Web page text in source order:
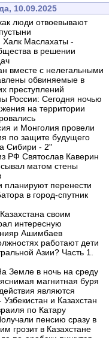
10.09.2025
люди отвоевывают
Халк Маслахаты -
в решении
вместе с нелегальными
обвиняемые в
преступлений
России: Сегодня ночью
на территории
и Монголия провели
по защите будущего
Сибири - 2"
РФ Святослав Каверин
матом стены
планируют перенести
в город-спутник
своим
интересную
Ашимбаев
работают дети
Азии? Часть 1.
Земле в ночь на среду
магнитная буря
являются
и Казахстан
по Катару
пенсию сразу в
грозит в Казахстане